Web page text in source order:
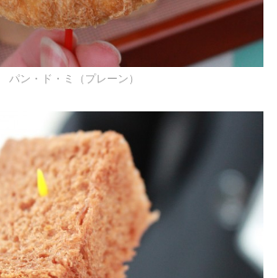
パン・ド・ミ（プレーン）